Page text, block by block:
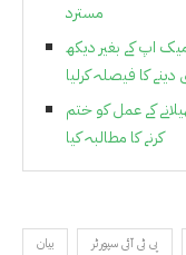
مسترد
اپ کے بغیر دیکھ
کا فیصلہ کرلیا
کے عمل کو ختم
کرنے کا مطالبہ کیا
بیان پی ٹی آئی سپورٹر